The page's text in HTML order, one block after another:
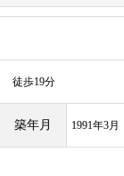
徒歩19分
築年月 1991年3月